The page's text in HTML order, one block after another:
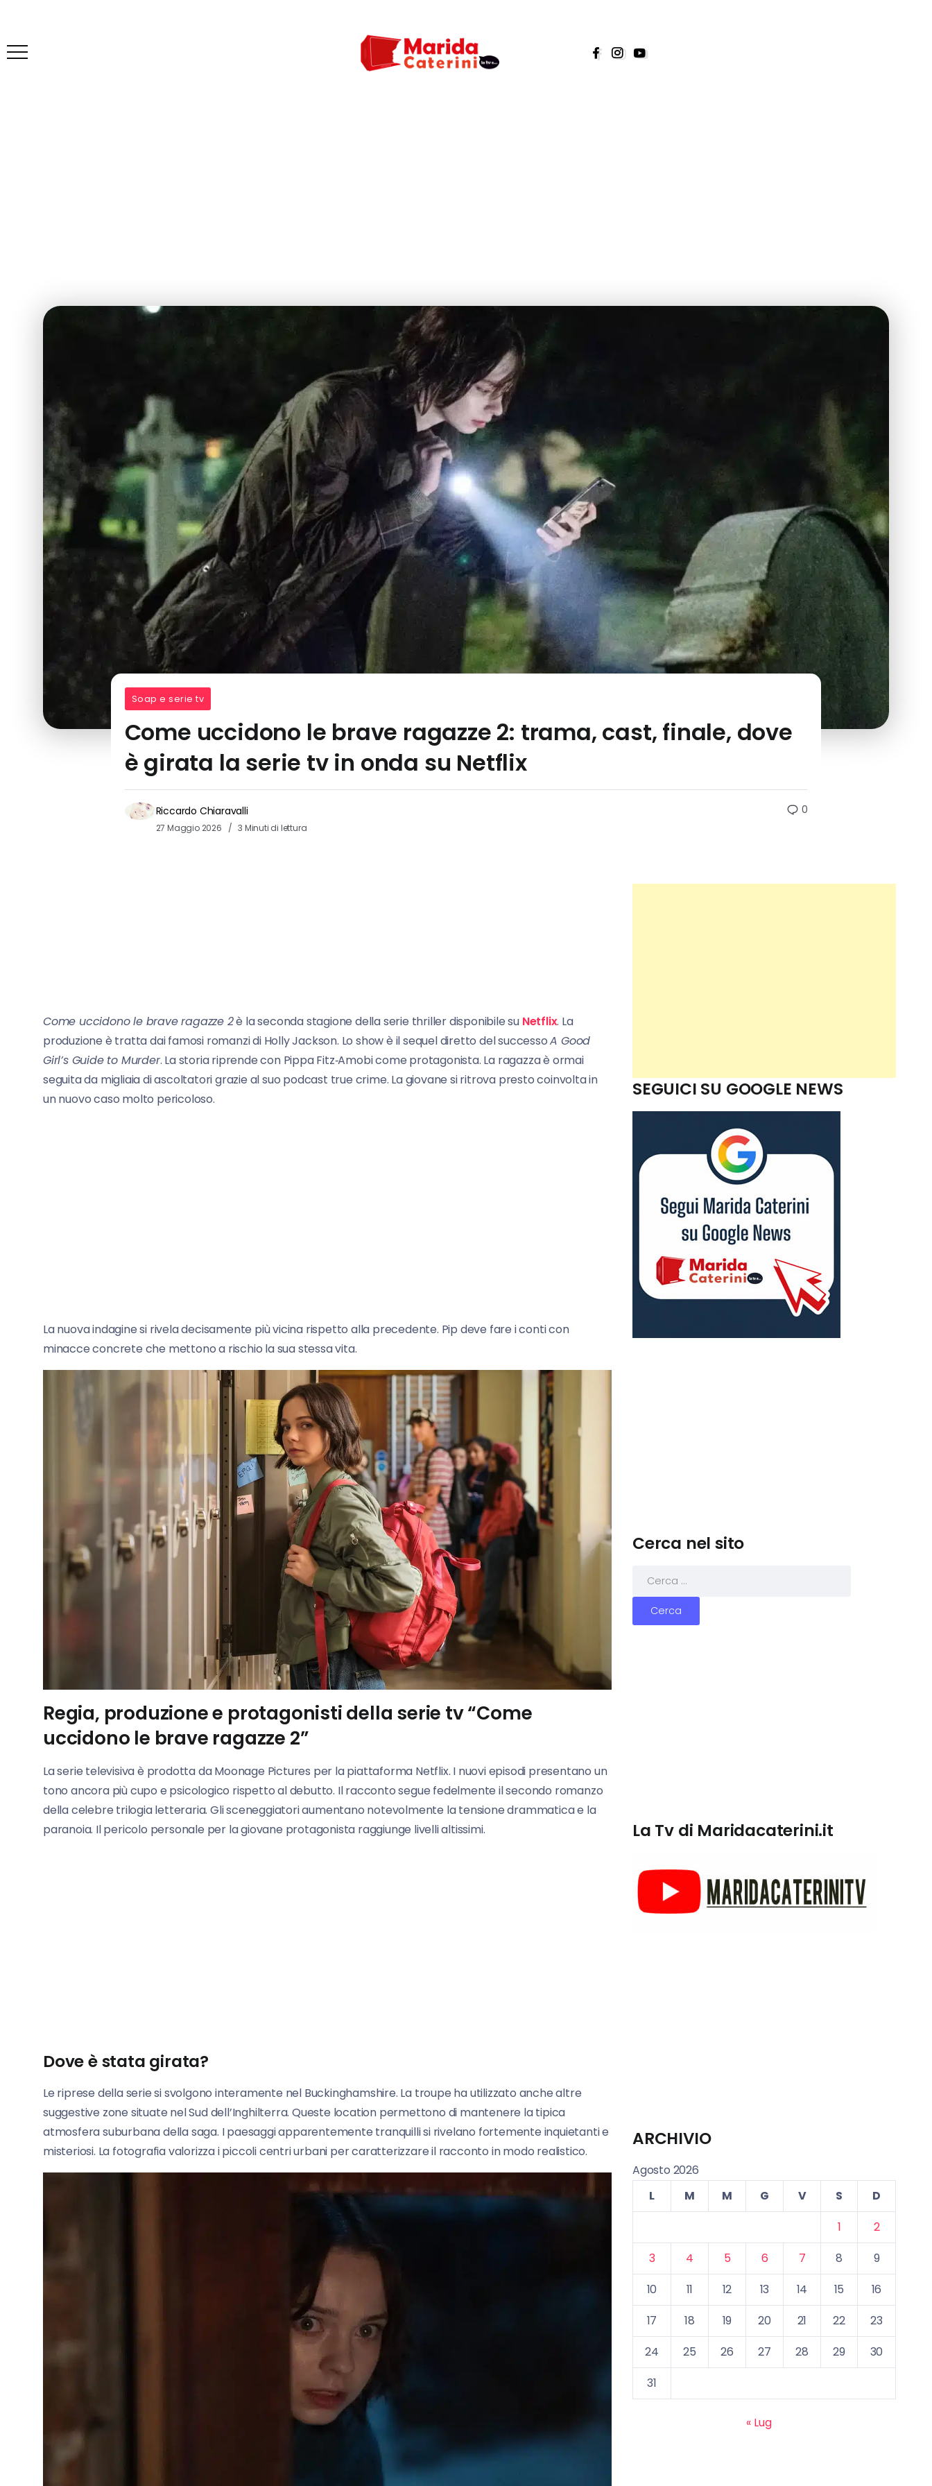
Soap e serie tv
Come uccidono le brave ragazze 2: trama, cast, finale, dove
è girata la serie tv in onda su Netflix
Riccardo Chiaravalli
27 Maggio 2026 3 Minuti di lettura
0
Come uccidono le brave ragazze 2è la seconda stagione della serie thriller disponibile su Netflix. La
produzione è tratta dai famosi romanzi di Holly Jackson. Lo show è il sequel diretto del successoA Good
Girl’s Guide to Murder. La storia riprende con Pippa Fitz‑Amobi come protagonista. La ragazza è ormai
seguita da migliaia di ascoltatori grazie al suo podcast true crime. La giovane si ritrova presto coinvolta in
un nuovo caso molto pericoloso.
La nuova indagine si rivela decisamente più vicina rispetto alla precedente. Pip deve fare i conti con
minacce concrete che mettono a rischio la sua stessa vita.
Regia, produzione e protagonisti della serie tv “Come
uccidono le brave ragazze 2”
La serie televisiva è prodotta da Moonage Pictures per la piattaforma Netflix. I nuovi episodi presentano un
tono ancora più cupo e psicologico rispetto al debutto. Il racconto segue fedelmente il secondo romanzo
della celebre trilogia letteraria. Gli sceneggiatori aumentano notevolmente la tensione drammatica e la
paranoia. Il pericolo personale per la giovane protagonista raggiunge livelli altissimi.
Dove è stata girata?
Le riprese della serie si svolgono interamente nel Buckinghamshire. La troupe ha utilizzato anche altre
suggestive zone situate nel Sud dell’Inghilterra. Queste location permettono di mantenere la tipica
atmosfera suburbana della saga. I paesaggi apparentemente tranquilli si rivelano fortemente inquietanti e
misteriosi. La fotografia valorizza i piccoli centri urbani per caratterizzare il racconto in modo realistico.
SEGUICI SU GOOGLE NEWS
Cerca nel sito
La Tv di Maridacaterini.it
ARCHIVIO
Agosto 2026
L
M M G V S
D
1
2
3
4 5 6 7 8
9
10
11 12 13 14 15
16
17
18 19 20 21 22
23
24
25 26 27 28 29
30
31
« Lug